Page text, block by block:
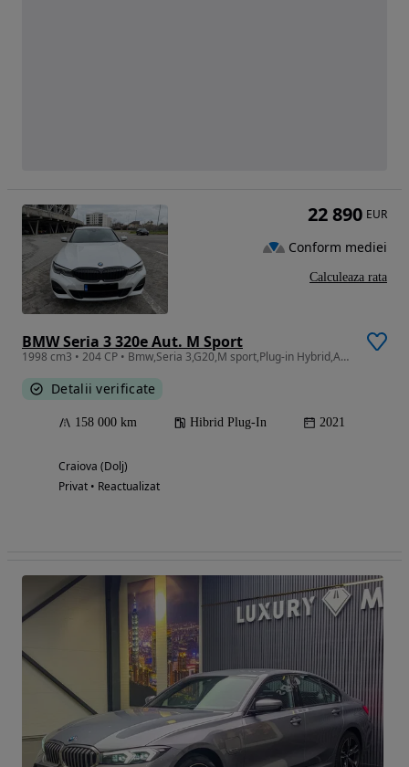
BMW Seria 3 320e Aut. M Sport
1998 cm3 • 204 CP • Bmw,Seria 3,G20,M sport,Plug-in Hybrid,Automat,204 CP,Euro 6
Detalii verificate
158 000 km Hibrid Plug-In 2021
Craiova (Dolj)
Privat • Reactualizat
22 890 EUR
Conform mediei
Calculeaza rata